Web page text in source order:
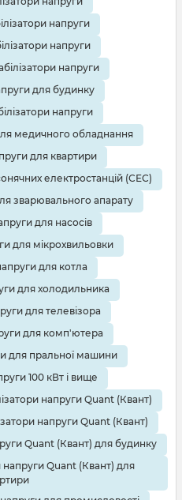
напруги
напруги
напруги
для будинку
напруги
медичного обладнання
для квартири
електростанцій (СЕС)
зварювального апарату
для насосів
для мікрохвильовки
для котла
для холодильника
для телевізора
для комп'ютера
для пральної машини
100 кВт і вище
напруги Quant (Квант)
напруги Quant (Квант)
Quant (Квант) для будинку
напруги Quant (Квант) для